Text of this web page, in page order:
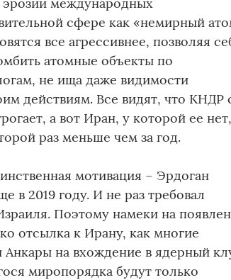
сфере как «немирный
все агрессивнее, позволяя
атомные объекты по
не ища даже видимости
действиям. Все видят, что КНДР
а вот Иран, у которой ее нет,
раз меньше чем за год.
мотивация – Эрдоган
в 2019 году. И не раз требовал
Поэтому намеки на
отсылка к Ирану, как многие
на вхождение в ядерный
миропорядка будут только